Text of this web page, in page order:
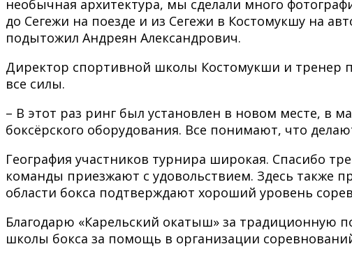
необычная архитектура, мы сделали много
до Сегежи на поезде и из Сегежи в Костомукшу на
подытожил Андреян Александрович.
Директор спортивной школы Костомукши и тренер
все силы.
– В этот раз ринг был установлен в новом месте, в
боксёрского оборудования. Все понимают, что
География участников турнира широкая. Спасибо
команды приезжают с удовольствием. Здесь также
области бокса подтверждают хороший уровень
Благодарю «Карельский окатыш» за традиционную
школы бокса за помощь в организации